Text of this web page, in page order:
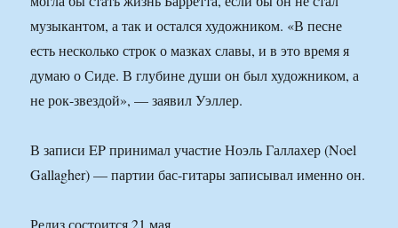
музыкантом, а так и остался художником. «В песне
есть несколько строк о мазках славы, и в это время я
думаю о Сиде. В глубине души он был художником, а
не рок-звездой», — заявил Уэллер.
В записи EP принимал участие Ноэль Галлахер (Noel
Gallagher) — партии бас-гитары записывал именно он.